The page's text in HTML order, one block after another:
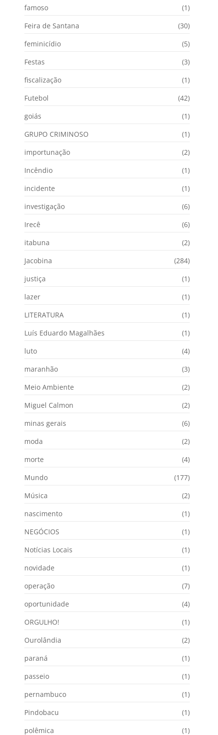
famoso
(1)
Feira de Santana
(30)
feminicídio
(5)
Festas
(3)
fiscalização
(1)
Futebol
(42)
goiás
(1)
GRUPO CRIMINOSO
(1)
importunação
(2)
Incêndio
(1)
incidente
(1)
investigação
(6)
Irecê
(6)
itabuna
(2)
Jacobina
(284)
justiça
(1)
lazer
(1)
LITERATURA
(1)
Luís Eduardo Magalhães
(1)
luto
(4)
maranhão
(3)
Meio Ambiente
(2)
Miguel Calmon
(2)
minas gerais
(6)
moda
(2)
morte
(4)
Mundo
(177)
Música
(2)
nascimento
(1)
NEGÓCIOS
(1)
Notícias Locais
(1)
novidade
(1)
operação
(7)
oportunidade
(4)
ORGULHO!
(1)
Ourolândia
(2)
paraná
(1)
passeio
(1)
pernambuco
(1)
Pindobacu
(1)
polêmica
(1)